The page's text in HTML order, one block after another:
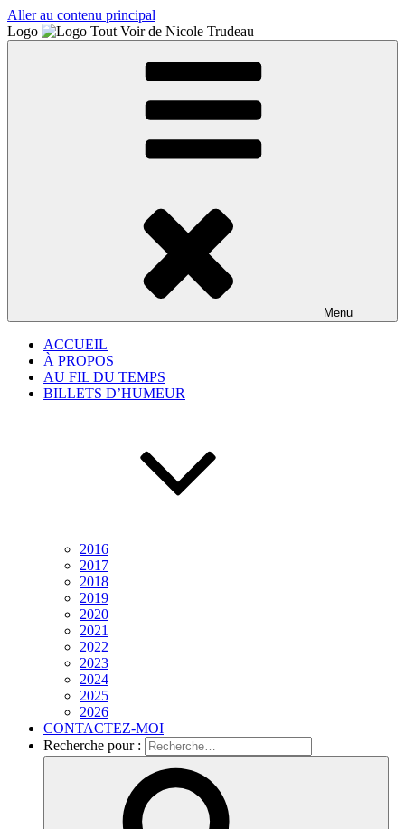
Aller au contenu principal
Logo
Menu
ACCUEIL
À PROPOS
AU FIL DU TEMPS
BILLETS D’HUMEUR
2016
2017
2018
2019
2020
2021
2022
2023
2024
2025
2026
CONTACTEZ-MOI
Recherche pour :